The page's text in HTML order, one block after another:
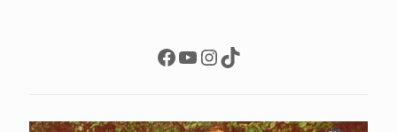
Facebook
YouTube
Instagram
TikTok